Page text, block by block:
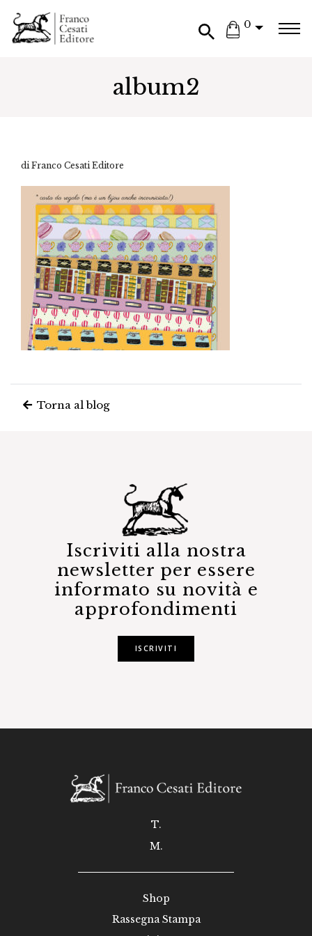
0
album2
di Franco Cesati Editore
Torna al blog
Iscriviti alla nostra
newsletter per essere
informato su novità e
approfondimenti
ISCRIVITI
T.
M.
Shop
Rassegna Stampa